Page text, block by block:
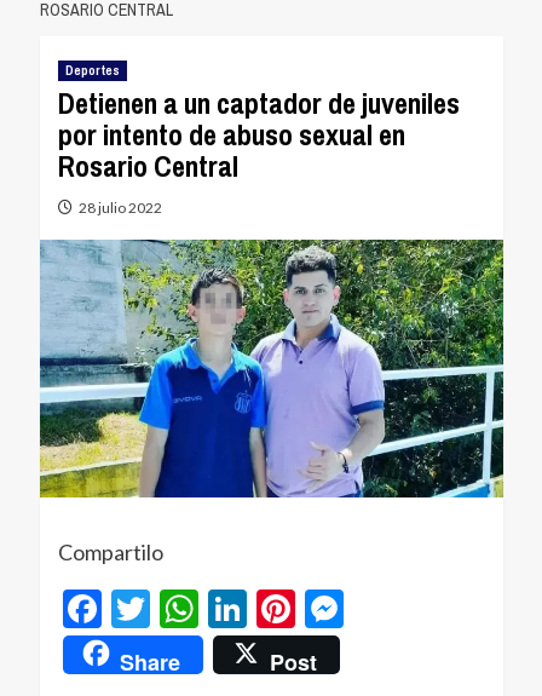
ROSARIO CENTRAL
Deportes
Detienen a un captador de juveniles
por intento de abuso sexual en
Rosario Central
28 julio 2022
Compartilo
Facebook
Twitter
WhatsApp
LinkedIn
Pinterest
Messenger
Share Post